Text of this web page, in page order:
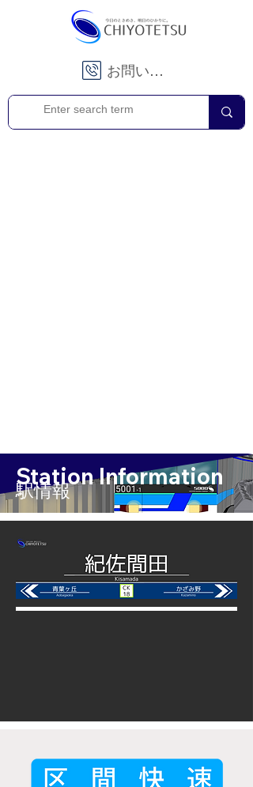
お問い合わせ
Station Information
​駅情報